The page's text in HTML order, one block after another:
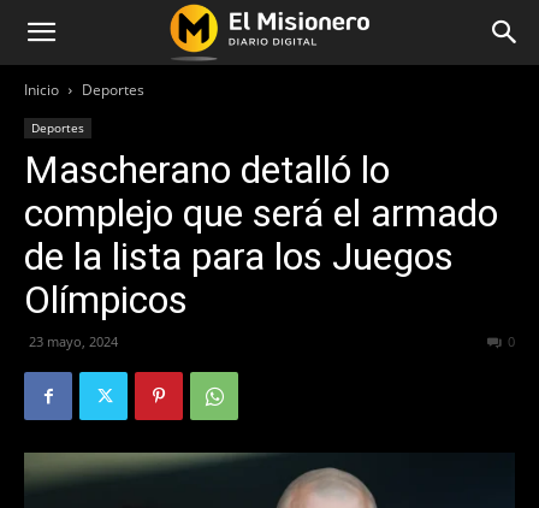
Inicio Deportes
Deportes
Mascherano detalló lo
complejo que será el armado
de la lista para los Juegos
Olímpicos
23 mayo, 2024 0